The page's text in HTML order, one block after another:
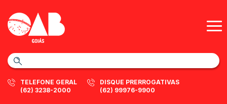
TELEFONE GERAL
(62) 3238-2000
DISQUE PRERROGATIVAS
(62) 99976-9900